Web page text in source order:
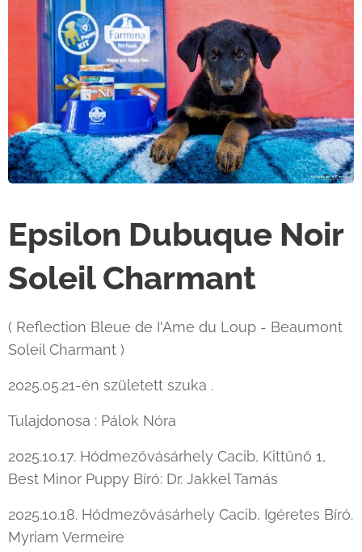
Epsilon Dubuque Noir
Soleil Charmant
( Reflection Bleue de I'Ame du Loup - Beaumont
Soleil Charmant )
2025.05.21-én született szuka .
Tulajdonosa : Pálok Nóra
2025.10.17. Hódmezővásárhely Cacib, Kittűnő 1,
Best Minor Puppy Bíró: Dr. Jakkel Tamás
2025.10.18. Hódmezővásárhely Cacib, Igéretes Bíró.
Myriam Vermeire